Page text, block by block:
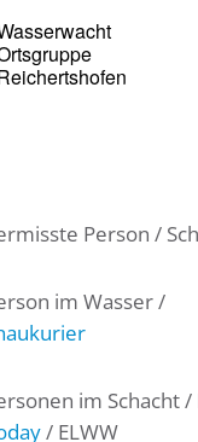
content
Person /
im Wasser /
im Schacht
/ ELWW